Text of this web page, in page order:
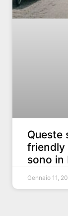
Queste
friendly
sono in
Gennaio 11,